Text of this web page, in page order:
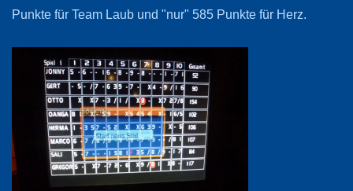
Punkte für Team Laub und "nur" 585 Punkte für Herz.